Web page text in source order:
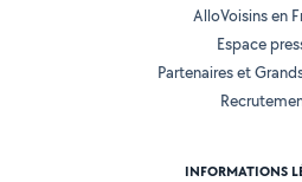
AlloVoisins en
Espace
Partenaires et
INFORMATIONS